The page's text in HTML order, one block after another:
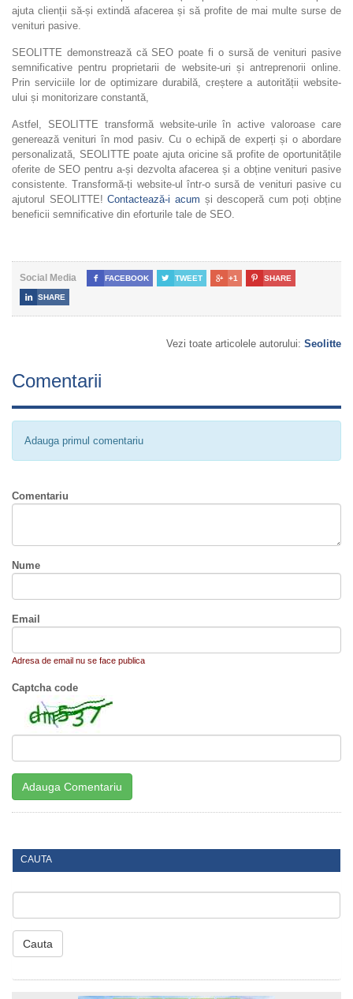
ajuta clienții să-și extindă afacerea și să profite de mai multe surse de
venituri pasive.
SEOLITTE demonstrează că SEO poate fi o sursă de venituri pasive
semnificative pentru proprietarii de website-uri și antreprenorii online.
Prin serviciile lor de optimizare durabilă, creștere a autorității website-
ului și monitorizare constantă,
Astfel, SEOLITTE transformă website-urile în active valoroase care
generează venituri în mod pasiv. Cu o echipă de experți și o abordare
personalizată, SEOLITTE poate ajuta oricine să profite de oportunitățile
oferite de SEO pentru a-și dezvolta afacerea și a obține venituri pasive
consistente. Transformă-ți website-ul într-o sursă de venituri pasive cu
ajutorul SEOLITTE!Contactează-i acum și descoperă cum poți obține
beneficii semnificative din eforturile tale de SEO.
Social Media  FACEBOOK  TWEET  +1  SHARE
 SHARE
Vezi toate articolele autorului: Seolitte
Comentarii
Adauga primul comentariu
Comentariu
Nume
Email
Adresa de email nu se face publica
Captcha code
CAUTA
Cauta